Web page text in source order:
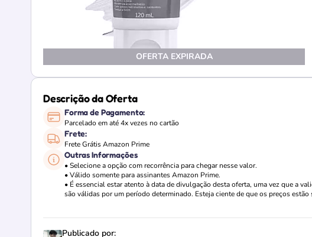
OFERTA EXPIRADA
Descrição da Oferta
Forma de Pagamento:
Parcelado em até 4x vezes no cartão
Frete:
Frete Grátis Amazon Prime
Outras Informações
• Selecione a opção com recorrência para chegar nesse valor.
• Válido somente para assinantes Amazon Prime.
• É essencial estar atento à data de divulgação desta oferta, uma vez que a
são válidas por um período determinado. Esteja ciente de que os preços
Publicado por: